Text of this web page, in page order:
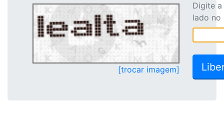
[trocar imagem]
Digite
lado no